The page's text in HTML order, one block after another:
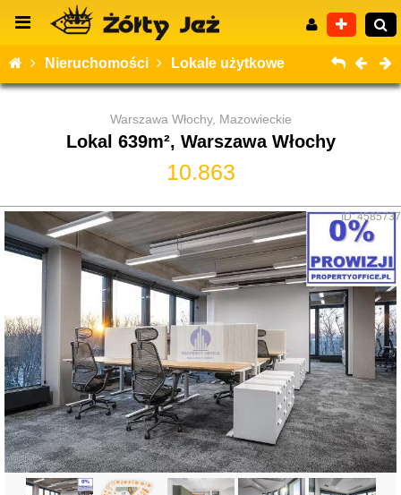
Wyszukiwanie zaawansowane
Nieruchomości Lokale użytkowe
Warszawa Włochy, Mazowieckie
Lokal 639m², Warszawa Włochy
10.863
ID: 4585737